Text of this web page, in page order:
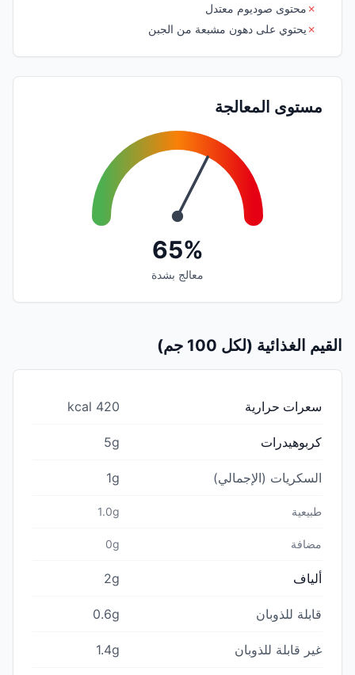
✗ محتوى صوديوم معتدل
✗ يحتوي على دهون مشبعة من الجبن
مستوى المعالجة
65%
معالج بشدة
القيم الغذائية (لكل 100 جم)
سعرات حرارية 420 kcal
كربوهيدرات 5g
السكريات (الإجمالي) 1g
طبيعية 1.0g
مضافة 0g
ألياف 2g
قابلة للذوبان 0.6g
غير قابلة للذوبان 1.4g